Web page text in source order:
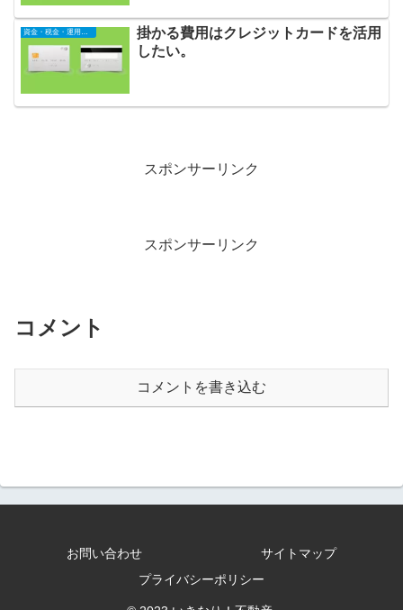
掛かる費用はクレジットカードを活用
したい。
スポンサーリンク
スポンサーリンク
コメント
コメントを書き込む
お問い合わせ
サイトマップ
プライバシーポリシー